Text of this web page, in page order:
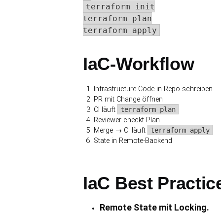
terraform init
terraform plan
terraform apply
IaC-Workflow
Infrastructure-Code in Repo schreiben
PR mit Change öffnen
CI läuft
terraform plan
Reviewer checkt Plan
Merge → CI läuft
terraform apply
State in Remote-Backend
IaC Best
Remote State mit Locking.